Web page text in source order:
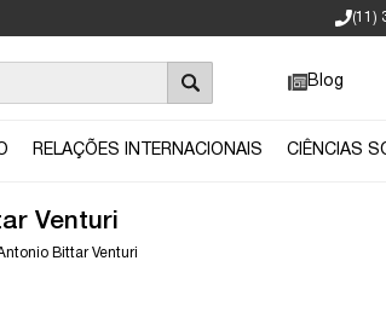
(11)
Blog
RELAÇÕES INTERNACIONAIS CIÊNCIAS
Venturi
Bittar Venturi